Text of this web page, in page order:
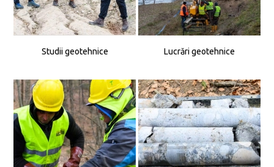
Studii geotehnice Lucrări geotehnice